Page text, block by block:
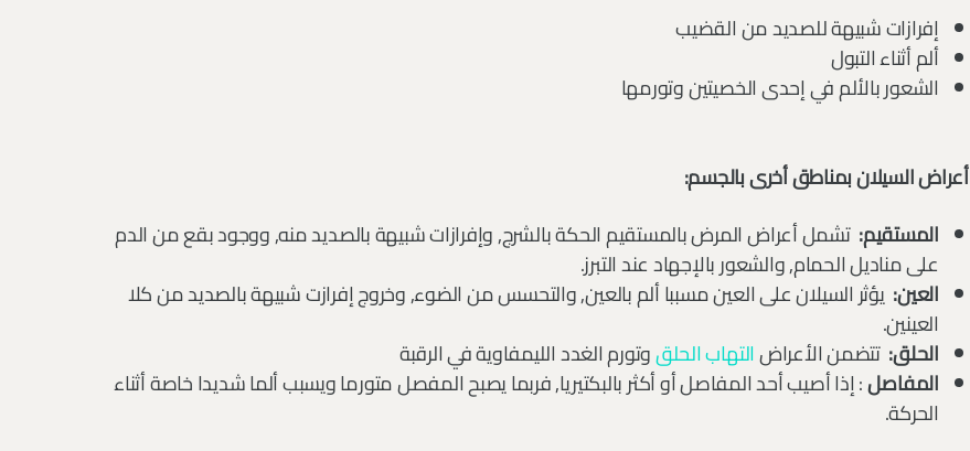
إفرازات شبيهة للصديد من القضيب
ألم أثناء التبول
الشعور بالألم في إحدى الخصيتين وتورمها
أعراض السيلان بمناطق أخرى بالجسم:
المستقيم: تشمل أعراض المرض بالمستقيم الحكة بالشرج, وإفرازات شبيهة بالصديد منه, ووجود بقع من الدم
على مناديل الحمام, والشعور بالإجهاد عند التبرز.
العين:يؤثر السيلان على العين مسببا ألم بالعين, والتحسس من الضوء, وخروج إفرازت شبيهة بالصديد من كلا
العينين.
الحلق: تتضمن الأعراضالتهاب الحلقوتورم الغدد الليمفاوية في الرقبة
المفاصل: إذا أصيب أحد المفاصل أو أكثر بالبكتيريا, فربما يصبح المفصل متورما ويسبب ألما شديدا خاصة أثناء
الحركة.